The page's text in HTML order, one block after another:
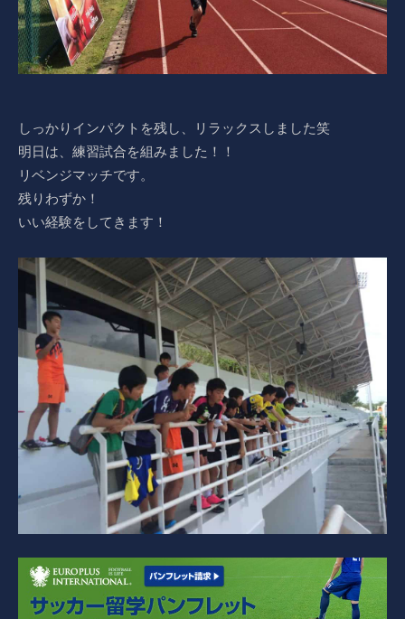
しっかりインパクトを残し、リラックスしました笑
明日は、練習試合を組みました！！
リベンジマッチです。
残りわずか！
いい経験をしてきます！